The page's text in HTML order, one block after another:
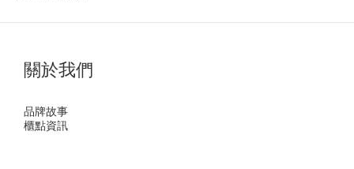
關於我們
品牌故事
櫃點資訊